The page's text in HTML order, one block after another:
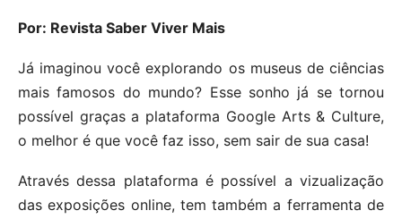
Por: Revista Saber Viver Mais
Já imaginou você explorando os museus de ciências
mais famosos do mundo? Esse sonho já se tornou
possível graças a plataforma Google Arts & Culture,
o melhor é que você faz isso, sem sair de sua casa!
Através dessa plataforma é possível a vizualização
das exposições online, tem também a ferramenta de